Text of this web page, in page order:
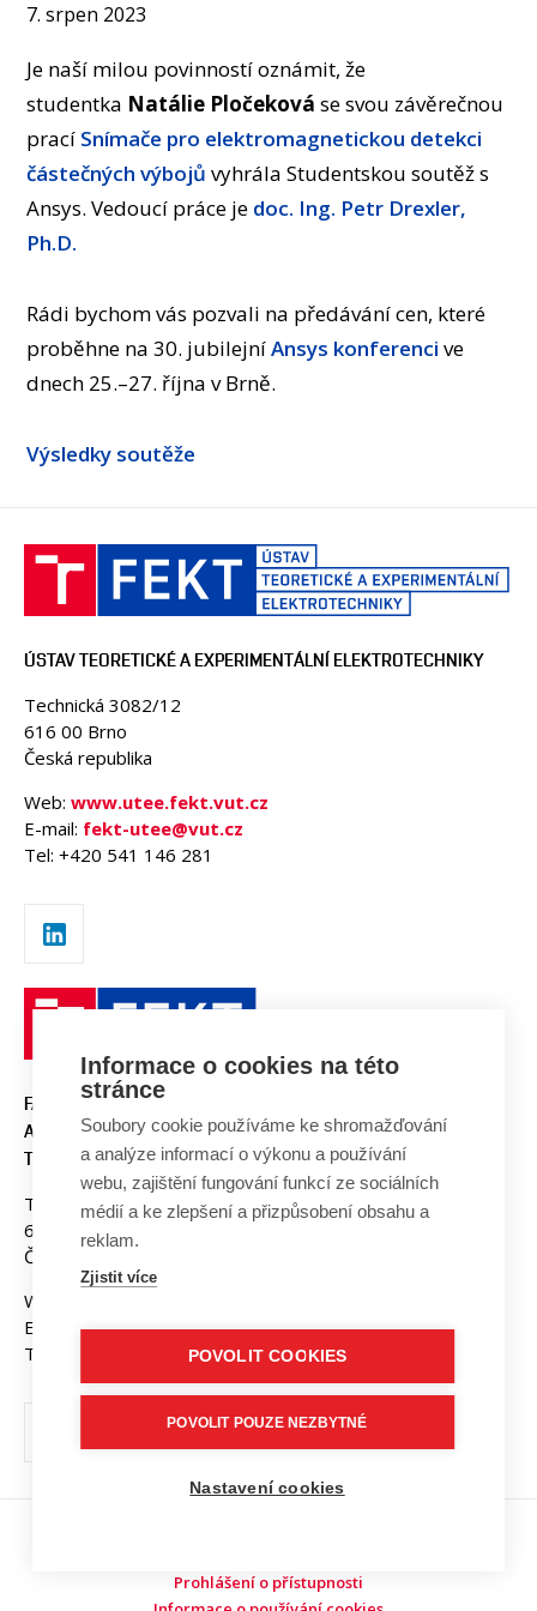
OSOBY
MÉDIA
7. srpen 2023
Je naší milou povinností oznámit, že
studentka Natálie Pločeková se svou závěrečnou
prací Snímače pro elektromagnetickou detekci
částečných výbojů vyhrála Studentskou soutěž s
Ansys. Vedoucí práce je doc. Ing. Petr Drexler,
Ph.D.
Rádi bychom vás pozvali na předávání cen, které
proběhne na 30. jubilejníAnsys konferenci ve
dnech 25.–27. října v Brně.
Výsledky soutěže
ÚSTAV TEORETICKÉ A EXPERIMENTÁLNÍ ELEKTROTECHNIKY
Technická 3082/12
616 00 Brno
Česká republika
Web: www.utee.fekt.vut.cz
E-mail: fekt-utee@vut.cz
Tel: +420 541 146 281
FAKULTA ELEKTROTECHNIKY
A KOMUNIKAČNÍCH
TECHNOLOGIÍ, VUT V BRNĚ
Technická 3058/10
616 00 Brno
Česká republika
Web:
E-mail:fekt-info@vut.cz
Tel: +420 541 141 111
Prohlášení o přístupnosti
Informace o cookies na této
stránce
Soubory cookie používáme ke shromažďování
a analýze informací o výkonu a používání
webu, zajištění fungování funkcí ze sociálních
médií a ke zlepšení a přizpůsobení obsahu a
reklam.
Zjistit více
POVOLIT COOKIES
POVOLIT POUZE NEZBYTNÉ
Nastavení cookies